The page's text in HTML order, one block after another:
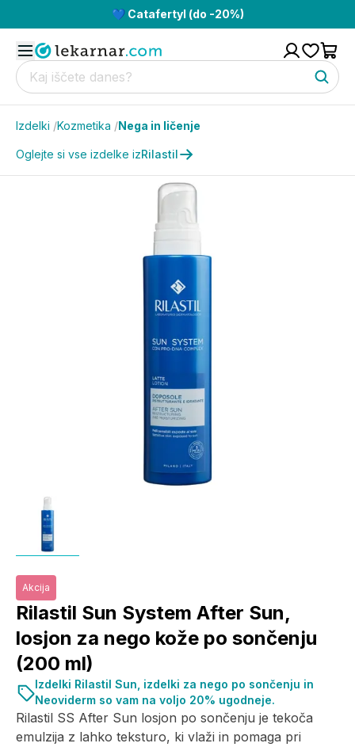
💙 Catafertyl (do -20%)
Izdelki /Kozmetika /Nega in ličenje
Oglejte si vse izdelke izRilastil
Akcija
Rilastil Sun System After Sun,
losjon za nego kože po sončenju
(200 ml)
Rilastil SS After Sun losjon po sončenju je tekoča
emulzija z lahko teksturo, ki vlaži in pomaga pri
Izdelki Rilastil Sun, izdelki za nego po sončenju in
Neoviderm so vam na voljo 20% ugodneje.